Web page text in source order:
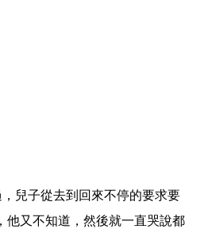
兒子從去到回來不停的要求要
他又不知道，然後就一直哭說都